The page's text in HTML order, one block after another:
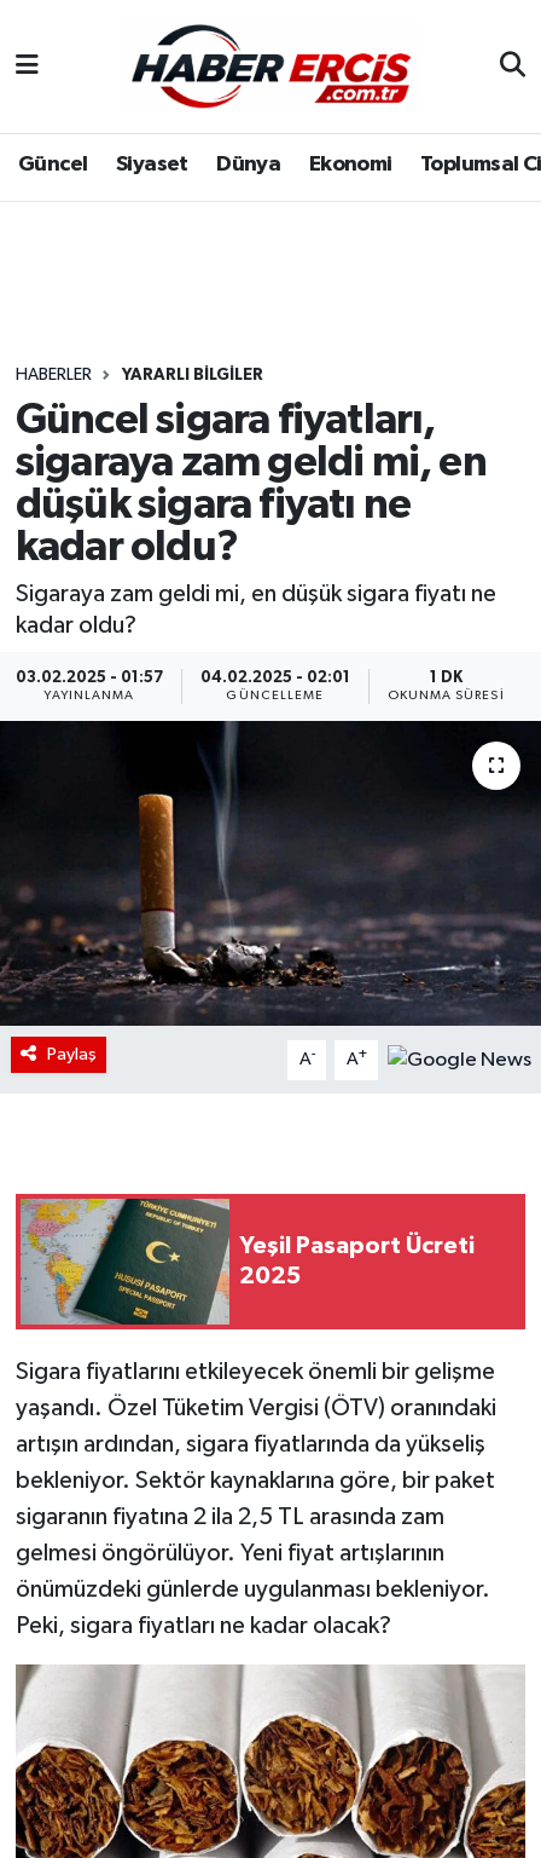
Güncel Siyaset Dünya Ekonomi Toplumsal
HABERLER YARARLI BILGILER
Güncel sigara fiyatları,
sigaraya zam geldi mi, en
düşük sigara fiyatı ne
kadar oldu?
Sigaraya zam geldi mi, en düşük sigara fiyatı ne
kadar oldu?
03.02.2025 - 01:57
YAYINLANMA
04.02.2025 - 02:01
GÜNCELLEME
1 DK
OKUNMA SÜRESI
Paylaş A- A+
Yeşil Pasaport Ücreti
2025
Sigara fiyatlarını etkileyecek önemli bir gelişme
yaşandı. Özel Tüketim Vergisi (ÖTV) oranındaki
artışın ardından, sigara fiyatlarında da yükseliş
bekleniyor. Sektör kaynaklarına göre, bir paket
sigaranın fiyatına 2 ila 2,5 TL arasında zam
gelmesi öngörülüyor. Yeni fiyat artışlarının
önümüzdeki günlerde uygulanması bekleniyor.
Peki, sigara fiyatları ne kadar olacak?